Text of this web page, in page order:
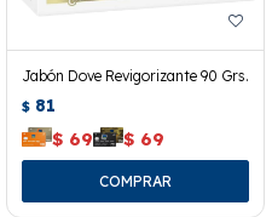
Jabón Dove Revigorizante 90 Grs.
$ 81
$ 69 $ 69